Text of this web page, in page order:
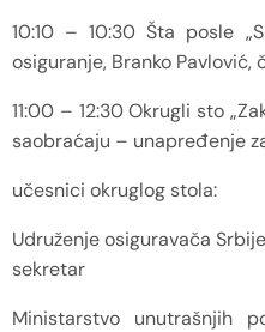
10:10 – 10:30 Šta posle
osiguranje, Branko Pavlović,
11:00 – 12:30 Okrugli sto
saobraćaju – unapređenje
učesnici okruglog stola:
Udruženje osiguravača
sekretar
Ministarstvo unutrašnjih